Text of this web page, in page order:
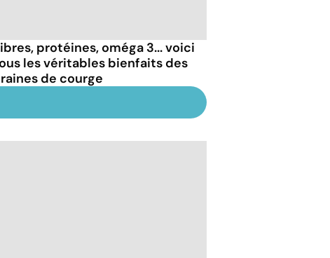
protéines, oméga 3... voici
les véritables bienfaits des
de courge